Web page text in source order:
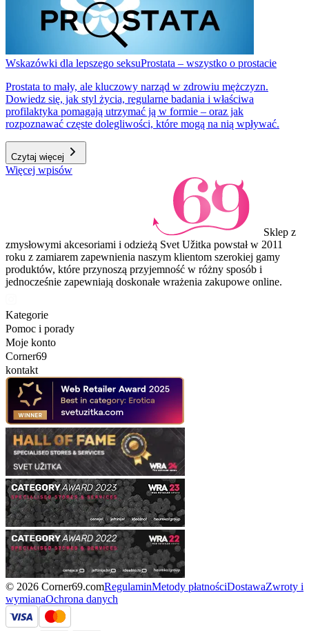
Wskazówki dla lepszego seksuProstata – wszystko o prostacie
Prostata to mały, ale kluczowy narząd w zdrowiu mężczyzn.
Dowiedz się, jak styl życia, regularne badania i właściwa
profilaktyka pomagają utrzymać ją w formie – oraz jak
rozpoznawać częste dolegliwości, które mogą na nią wpływać.
Czytaj więcej
Więcej wpisów
Sklep z
zmysłowymi akcesoriami i odzieżą Svet Užitka powstał w 2011
roku z zamiarem zapewnienia naszym klientom szerokiej gamy
produktów, które przynoszą przyjemność w różny sposób i
jednocześnie zapewniają doskonałe wrażenia zakupowe online.
Kategorie
Pomoc i porady
Moje konto
Corner69
kontakt
© 2026 Corner69.comRegulaminMetody płatnościDostawaZwroty i
wymianaOchrona danych